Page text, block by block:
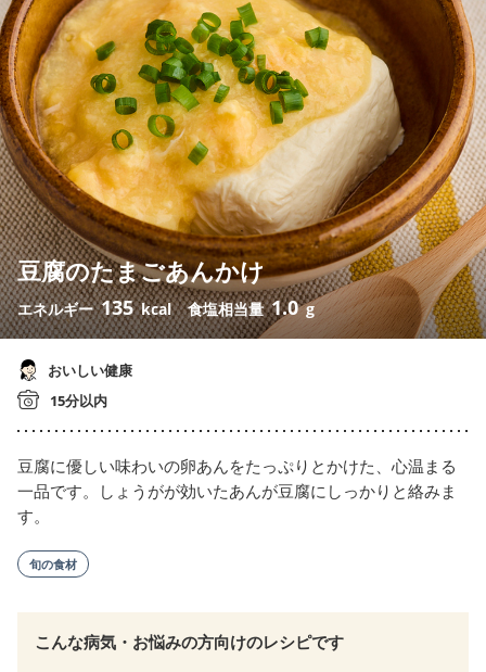
豆腐のたまごあんかけ
エネルギー135 kcal 食塩相当量1.0 g
おいしい健康
15分以内
豆腐に優しい味わいの卵あんをたっぷりとかけた、心温まる
一品です。しょうがが効いたあんが豆腐にしっかりと絡みま
す。
旬の食材
こんな病気・お悩みの方向けのレシピです